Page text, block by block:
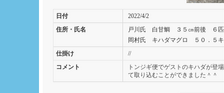
日付
2022/4/2
住所・氏名
戸川氏 白甘鯛 ３５㎝前後 ６
岡村氏 キハダマグロ ５０．５
仕掛け
//
コメント
トンジギ便でゲストのキハダが登
て取り込むことができました＾＾